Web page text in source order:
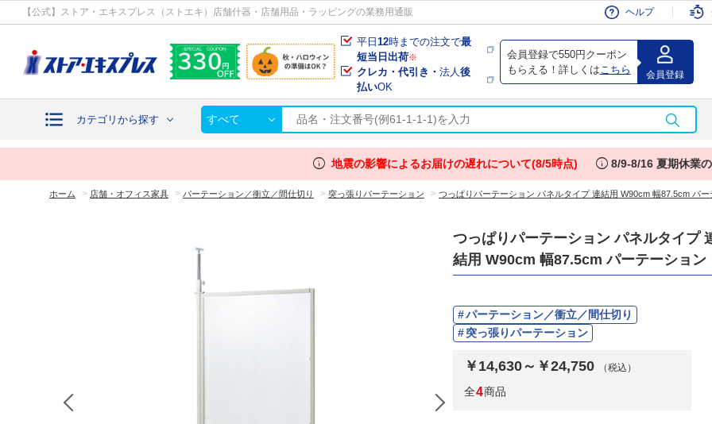
【公式】ストア・エキスプレス（ストエキ）店舗什器・店舗用品・ラッピングの業務用通販 ヘルプ
平日 12時までの注文で最
短当日出荷※
クレカ・代引き・ 法人後
払いOK
会員登録で550円クーポン
もらえる！詳しくは こちら 会員登録
カテゴリから探す すべて
会員
info 地震の影響によるお届けの遅れについて(8/5時点) info 8/9-8/16 夏期休業
ホーム > 店舗・オフィス家具 > パーテーション／衝立／間仕切り > 突っ張りパーテーション > つっぱりパーテーション パネルタイプ 連結用 W90cm 幅87.5cm パー
つっぱりパーテーション パネルタイプ
結用 W90cm 幅87.5cm パーテーション
パーテーション／衝立／間仕切り
突っ張りパーテーション
￥14,630～￥24,750 （税込）
全4商品